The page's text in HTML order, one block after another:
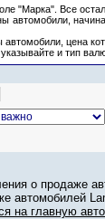
"Марка". Все
автомобили,
цена
и тип
о продаже
автомобилей
на главную